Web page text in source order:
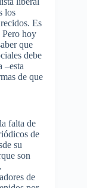
los
Es
Pero hoy
que
debe
–esta
de que
falta de
de
su
son
de